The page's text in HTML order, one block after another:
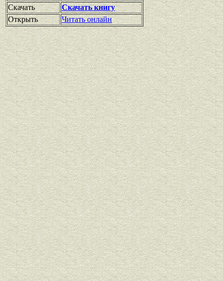
Скачать
Скачать книгу
Открыть
Читать онлайн